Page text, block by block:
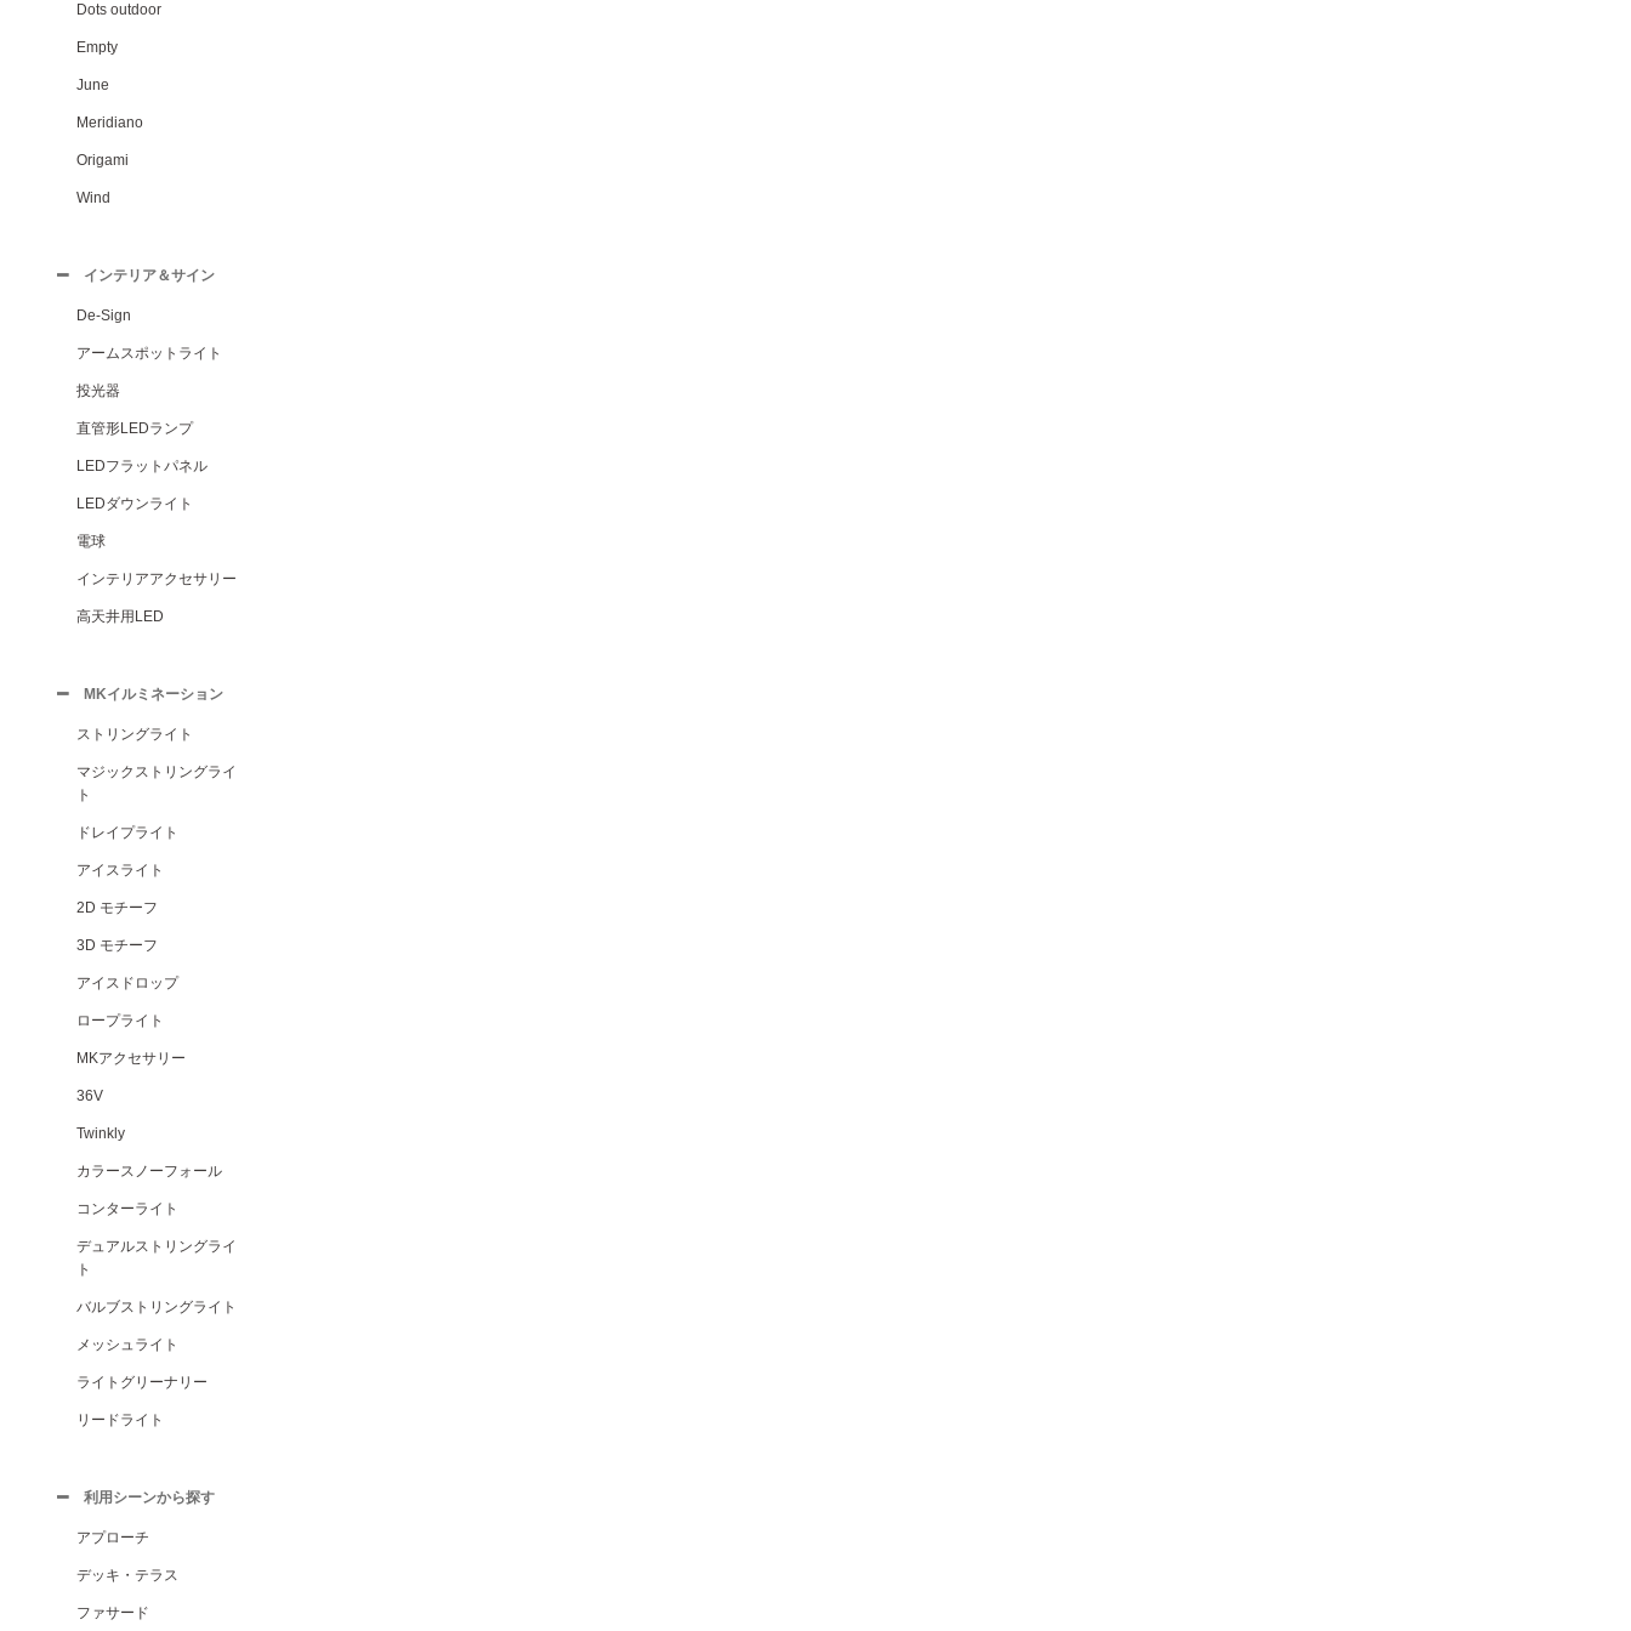
Dots outdoor
Empty
June
Meridiano
Origami
Wind
インテリア＆サイン
De-Sign
アームスポットライト
投光器
直管形LEDランプ
LEDフラットパネル
LEDダウンライト
電球
インテリアアクセサリー
高天井用LED
MKイルミネーション
ストリングライト
マジックストリングライ
ト
ドレイプライト
アイスライト
2D モチーフ
3D モチーフ
アイスドロップ
ロープライト
MKアクセサリー
36V
Twinkly
カラースノーフォール
コンターライト
デュアルストリングライ
ト
バルブストリングライト
メッシュライト
ライトグリーナリー
リードライト
利用シーンから探す
アプローチ
デッキ・テラス
ファサード